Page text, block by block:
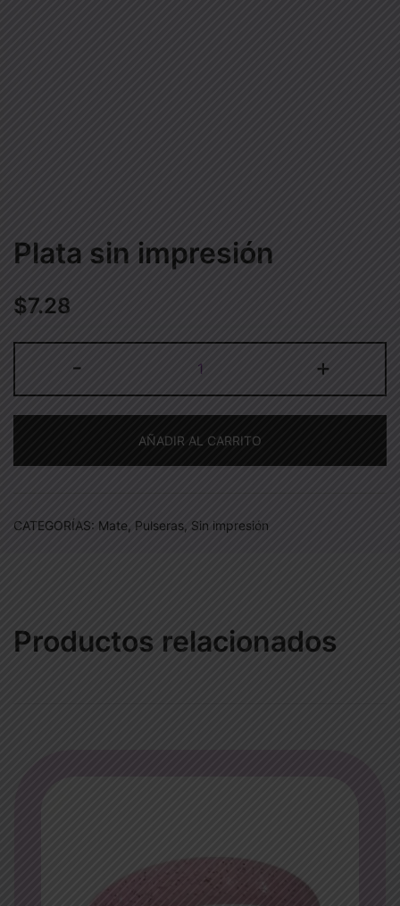
Plata sin impresión
$7.28
-
sin
impresión
+
AÑADIR AL CARRITO
CATEGORÍAS: Mate, Pulseras, Sin impresión
Productos relacionados